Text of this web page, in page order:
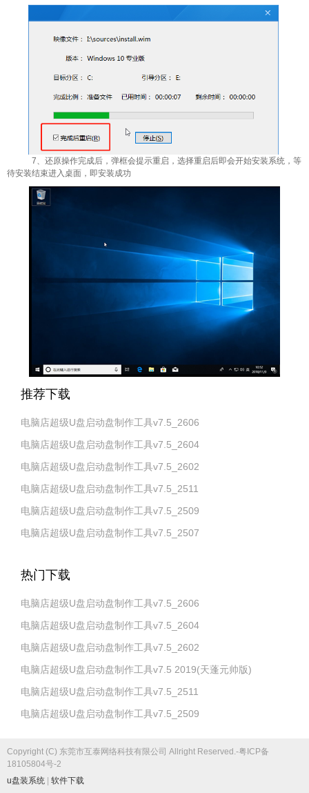
7、还原操作完成后，弹框会提示重启，选择重启后即会开始安装系统，等
待安装结束进入桌面，即安装成功
推荐下载
电脑店超级U盘启动盘制作工具v7.5_2606
电脑店超级U盘启动盘制作工具v7.5_2604
电脑店超级U盘启动盘制作工具v7.5_2602
电脑店超级U盘启动盘制作工具v7.5_2511
电脑店超级U盘启动盘制作工具v7.5_2509
电脑店超级U盘启动盘制作工具v7.5_2507
热门下载
电脑店超级U盘启动盘制作工具v7.5_2606
电脑店超级U盘启动盘制作工具v7.5_2604
电脑店超级U盘启动盘制作工具v7.5_2602
电脑店超级U盘启动盘制作工具v7.5 2019(天蓬元帅版)
电脑店超级U盘启动盘制作工具v7.5_2511
电脑店超级U盘启动盘制作工具v7.5_2509
Copyright (C) 东莞市互泰网络科技有限公司 Allright Reserved.-粤ICP备
18105804号-2
u盘装系统 | 软件下载